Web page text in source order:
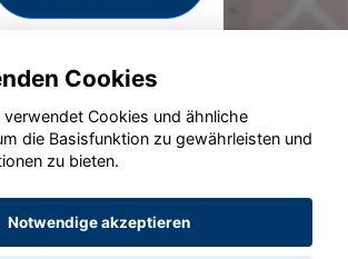
GmbH 2020 - 2026
Cookies
verwendet Cookies und ähnliche
die Basisfunktion zu gewährleisten und
zu bieten.
Notwendige akzeptieren